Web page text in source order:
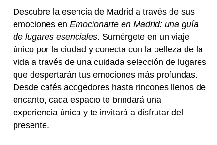
Descubre la esencia de Madrid a través de sus
emociones en Emocionarte en Madrid: una guía
de lugares esenciales. Sumérgete en un viaje
único por la ciudad y conecta con la belleza de la
vida a través de una cuidada selección de lugares
que despertarán tus emociones más profundas.
Desde cafés acogedores hasta rincones llenos de
encanto, cada espacio te brindará una
experiencia única y te invitará a disfrutar del
presente.